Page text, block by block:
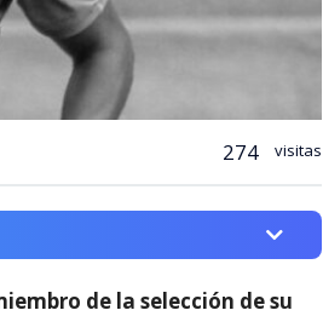
274 visitas
de la selección de su